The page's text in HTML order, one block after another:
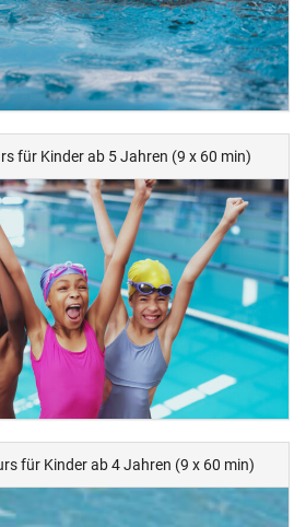
für Kinder ab 5 Jahren (9 x 60 min)
für Kinder ab 4 Jahren (9 x 60 min)